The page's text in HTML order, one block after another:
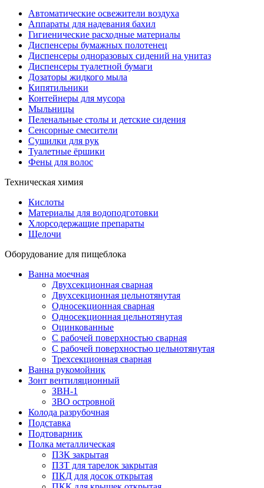
Автоматические освежители воздуха
Аппараты для надевания бахил
Гигиенические расходные материалы
Диспенсеры бумажных полотенец
Диспенсеры одноразовых сидений на унитаз
Диспенсеры туалетной бумаги
Дозаторы жидкого мыла
Кипятильники
Контейнеры для мусора
Мыльницы
Пеленальные столы и детские сидения
Сенсорные смесители
Сушилки для рук
Туалетные ёршики
Фены для волос
Техническая химия
Кислоты
Материалы для водоподготовки
Хлорсодержащие препараты
Щелочи
Оборудование для пищеблока
Ванна моечная
Двухсекционная сварная
Двухсекционная цельнотянутая
Односекционная сварная
Односекционная цельнотянутая
Оцинкованные
С рабочей поверхностью сварная
С рабочей поверхностью цельнотянутая
Трехсекционная сварная
Ванна рукомойник
Зонт вентиляционный
ЗВН-1
ЗВО островной
Колода разрубочная
Подставка
Подтоварник
Полка металлическая
ПЗК закрытая
ПЗТ для тарелок закрытая
ПКД для досок открытая